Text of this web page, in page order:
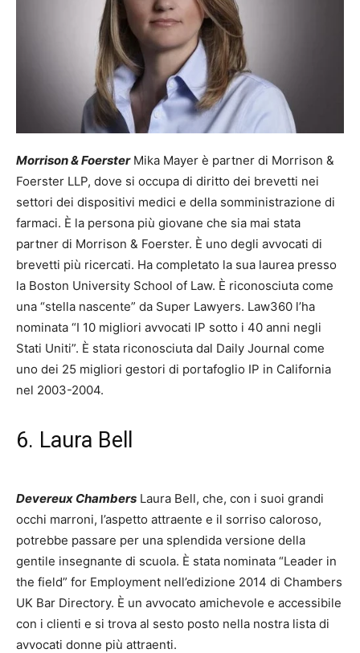
Morrison & FoersterMika Mayer è partner di Morrison &
Foerster LLP, dove si occupa di diritto dei brevetti nei
settori dei dispositivi medici e della somministrazione di
farmaci. È la persona più giovane che sia mai stata
partner di Morrison & Foerster. È uno degli avvocati di
brevetti più ricercati. Ha completato la sua laurea presso
la Boston University School of Law. È riconosciuta come
una “stella nascente” da Super Lawyers. Law360 l’ha
nominata “I 10 migliori avvocati IP sotto i 40 anni negli
Stati Uniti”. È stata riconosciuta dal Daily Journal come
uno dei 25 migliori gestori di portafoglio IP in California
nel 2003-2004.
6. Laura Bell
Devereux Chambers Laura Bell, che, con i suoi grandi
occhi marroni, l’aspetto attraente e il sorriso caloroso,
potrebbe passare per una splendida versione della
gentile insegnante di scuola. È stata nominata “Leader in
the field” for Employment nell’edizione 2014 di Chambers
UK Bar Directory. È un avvocato amichevole e accessibile
con i clienti e si trova al sesto posto nella nostra lista di
avvocati donne più attraenti.